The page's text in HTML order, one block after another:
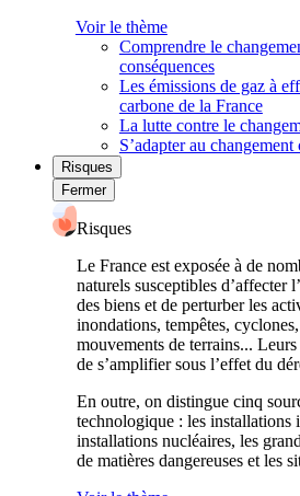
Voir le thème
Comprendre le
conséquences
Les émissions de gaz à
carbone de la France
La lutte contre le
S’adapter au
Risques
Fermer
Risques
Le France est exposée à de
naturels susceptibles d’affecter
des biens et de perturber les
inondations, tempêtes,
mouvements de terrains...
de s’amplifier sous l’effet du
En outre, on distingue cinq
technologique : les installations
installations nucléaires, les
de matières dangereuses et les